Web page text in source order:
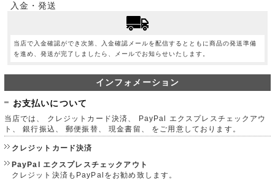
入金・発送
当店で入金確認ができ次第、入金確認メールを配信するとともに商品の発送準備
を進め、発送が完了しましたら、メールでお知らせいたします。
インフォメーション
お支払いについて
当店では、 クレジットカード決済、 PayPal エクスプレスチェックアウ
ト、 銀行振込、 郵便振替、 現金書留、 をご用意しております。
クレジットカード決済
PayPal エクスプレスチェックアウト
クレジット決済もPayPalをお勧め致します。